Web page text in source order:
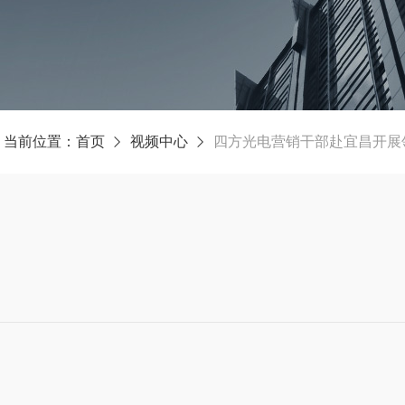
当前位置： 首页 视频中心 四方光电营销干部赴宜昌开